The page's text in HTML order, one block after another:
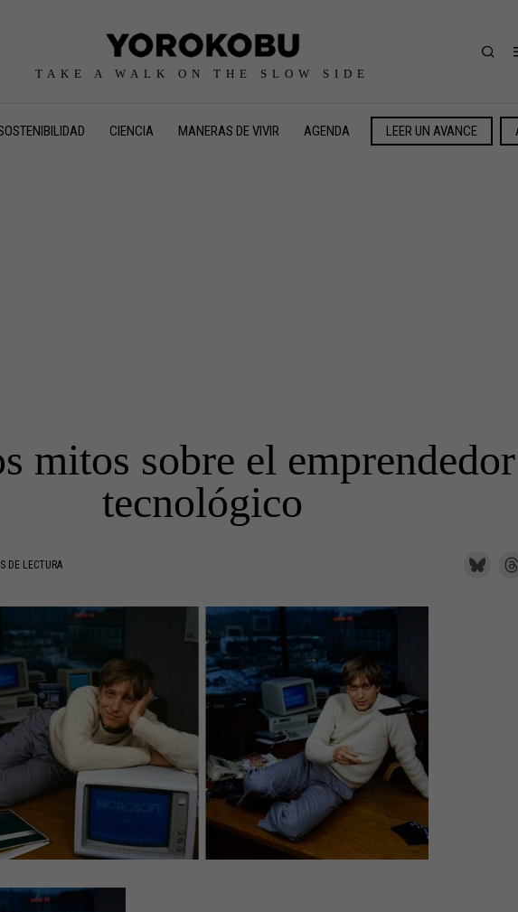
TAKE A WALK ON THE SLOW SIDE
CIENCIA MANERAS DE VIVIR AGENDA LEER UN AVANCE
mitos sobre el emprendedor
tecnológico
DE LECTURA